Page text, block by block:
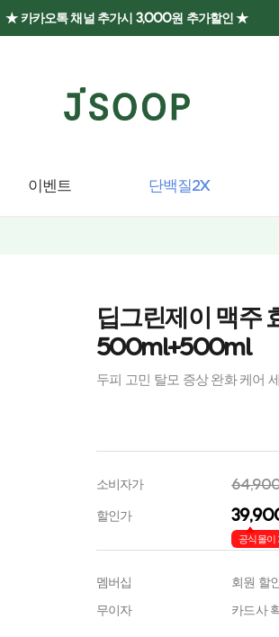
★ 카카오톡 채널 추가시 3,000원 추가할인 ★
이벤트 단백질2X
딥그린제이 맥주
500ml+500ml
두피 고민 탈모 증상 완화 케어
소비자가
할인가
공식몰이
멤버십
회원 할
무이자
카드사